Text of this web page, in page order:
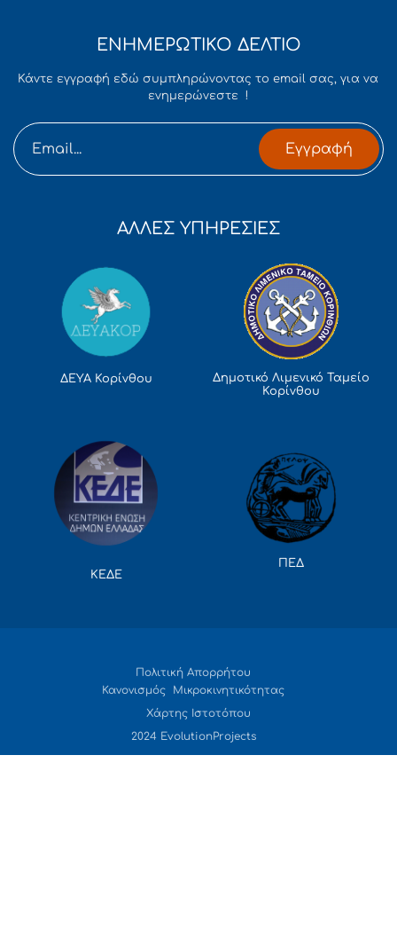
ΕΝΗΜΕΡΩΤΙΚΟ ΔΕΛΤΙΟ
Κάντε εγγραφή εδώ συμπληρώνοντας το email σας, για να
ενημερώνεστε !
Εγγραφή
ΑΛΛΕΣ ΥΠΗΡΕΣΙΕΣ
ΔΕΥΑ Κορίνθου
Δημοτικό Λιμενικό Ταμείο
Κορίνθου
ΚΕΔΕ
ΠΕΔ
Πολιτική Απορρήτου
Κανονισμός Μικροκινητικότητας
Χάρτης Ιστοτόπου
2024 EvolutionProjects